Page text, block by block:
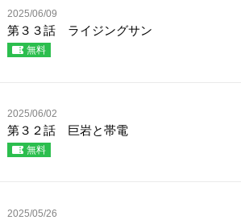
2025/06/09
第３３話 ライジングサン
無料
2025/06/02
第３２話 巨岩と帯電
無料
2025/05/26